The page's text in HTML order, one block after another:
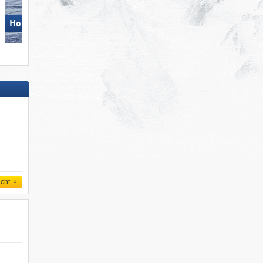
Hohsaas – Saas-Grund Arosa Lenzerheide